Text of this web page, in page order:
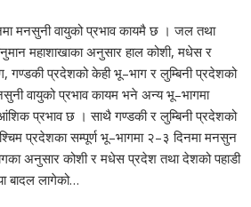
मनसुनी वायुको प्रभाव कायमै छ । जल तथा
महाशाखाका अनुसार हाल कोशी, मधेस र
गण्डकी प्रदेशको केही भू–भाग र लुम्बिनी प्रदेशको
वायुको प्रभाव कायम भने अन्य भू–भागमा
आंशिक प्रभाव छ । साथै गण्डकी र लुम्बिनी प्रदेशको
प्रदेशका सम्पूर्ण भू–भागमा २–३ दिनमा मनसुन
अनुसार कोशी र मधेस प्रदेश तथा देशको पहाडी
बादल लागेको…